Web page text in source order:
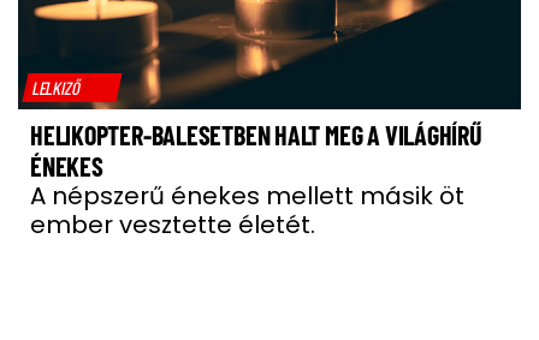
LELKIZŐ
HELIKOPTER-BALESETBEN HALT MEG A VILÁGHÍRŰ
ÉNEKES
A népszerű énekes mellett másik öt
ember vesztette életét.